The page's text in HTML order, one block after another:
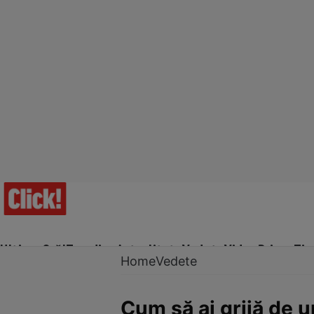
Ultima Oră!Trending Actualitate Vedete Video Prime Time
HomeVedete
Cum să ai grijă de